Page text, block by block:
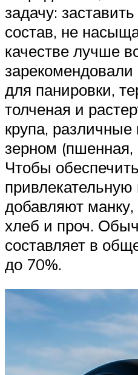
задачу:
состав, не
качестве лучше
для панировки,
толченая и
крупа,
зерном (пшенная,
Чтобы обеспечить
привлекательную
добавляют манку,
хлеб и проч.
составляет в
до 70%.